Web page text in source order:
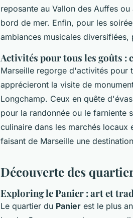
reposante au Vallon des Auffes ou
bord de mer. Enfin, pour les
ambiances musicales
Activités pour tous les goûts :
Marseille regorge d'activités pour
apprécieront la visite de
Longchamp. Ceux en quête
pour la randonnée ou le farniente
culinaire dans les marchés locaux
faisant de Marseille une
Découverte des
Exploring le Panier : art et
Le quartier du Panier est le plus